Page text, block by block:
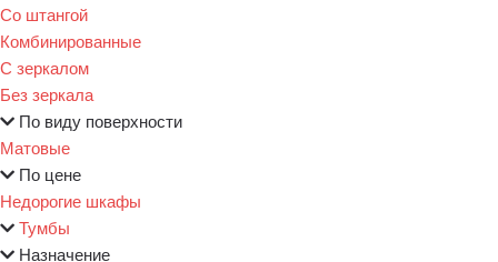
Со штангой
Комбинированные
С зеркалом
Без зеркала
По виду поверхности
Матовые
По цене
Недорогие шкафы
Тумбы
Назначение